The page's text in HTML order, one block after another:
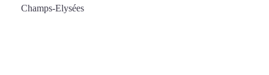
Champs-Elysées